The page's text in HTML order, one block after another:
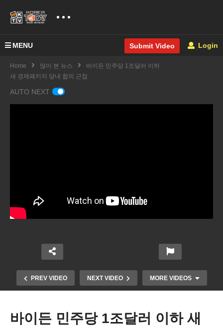
MENU Submit Video Login
Home 많이 본 뉴스
바이든 민주당 1조달러 이하
새 경제패키지 당내 합의 근접
AUTO NEXT
PREV VIDEO NEXT VIDEO MORE VIDEOS
바이든 민주당 1조달러 이하 새